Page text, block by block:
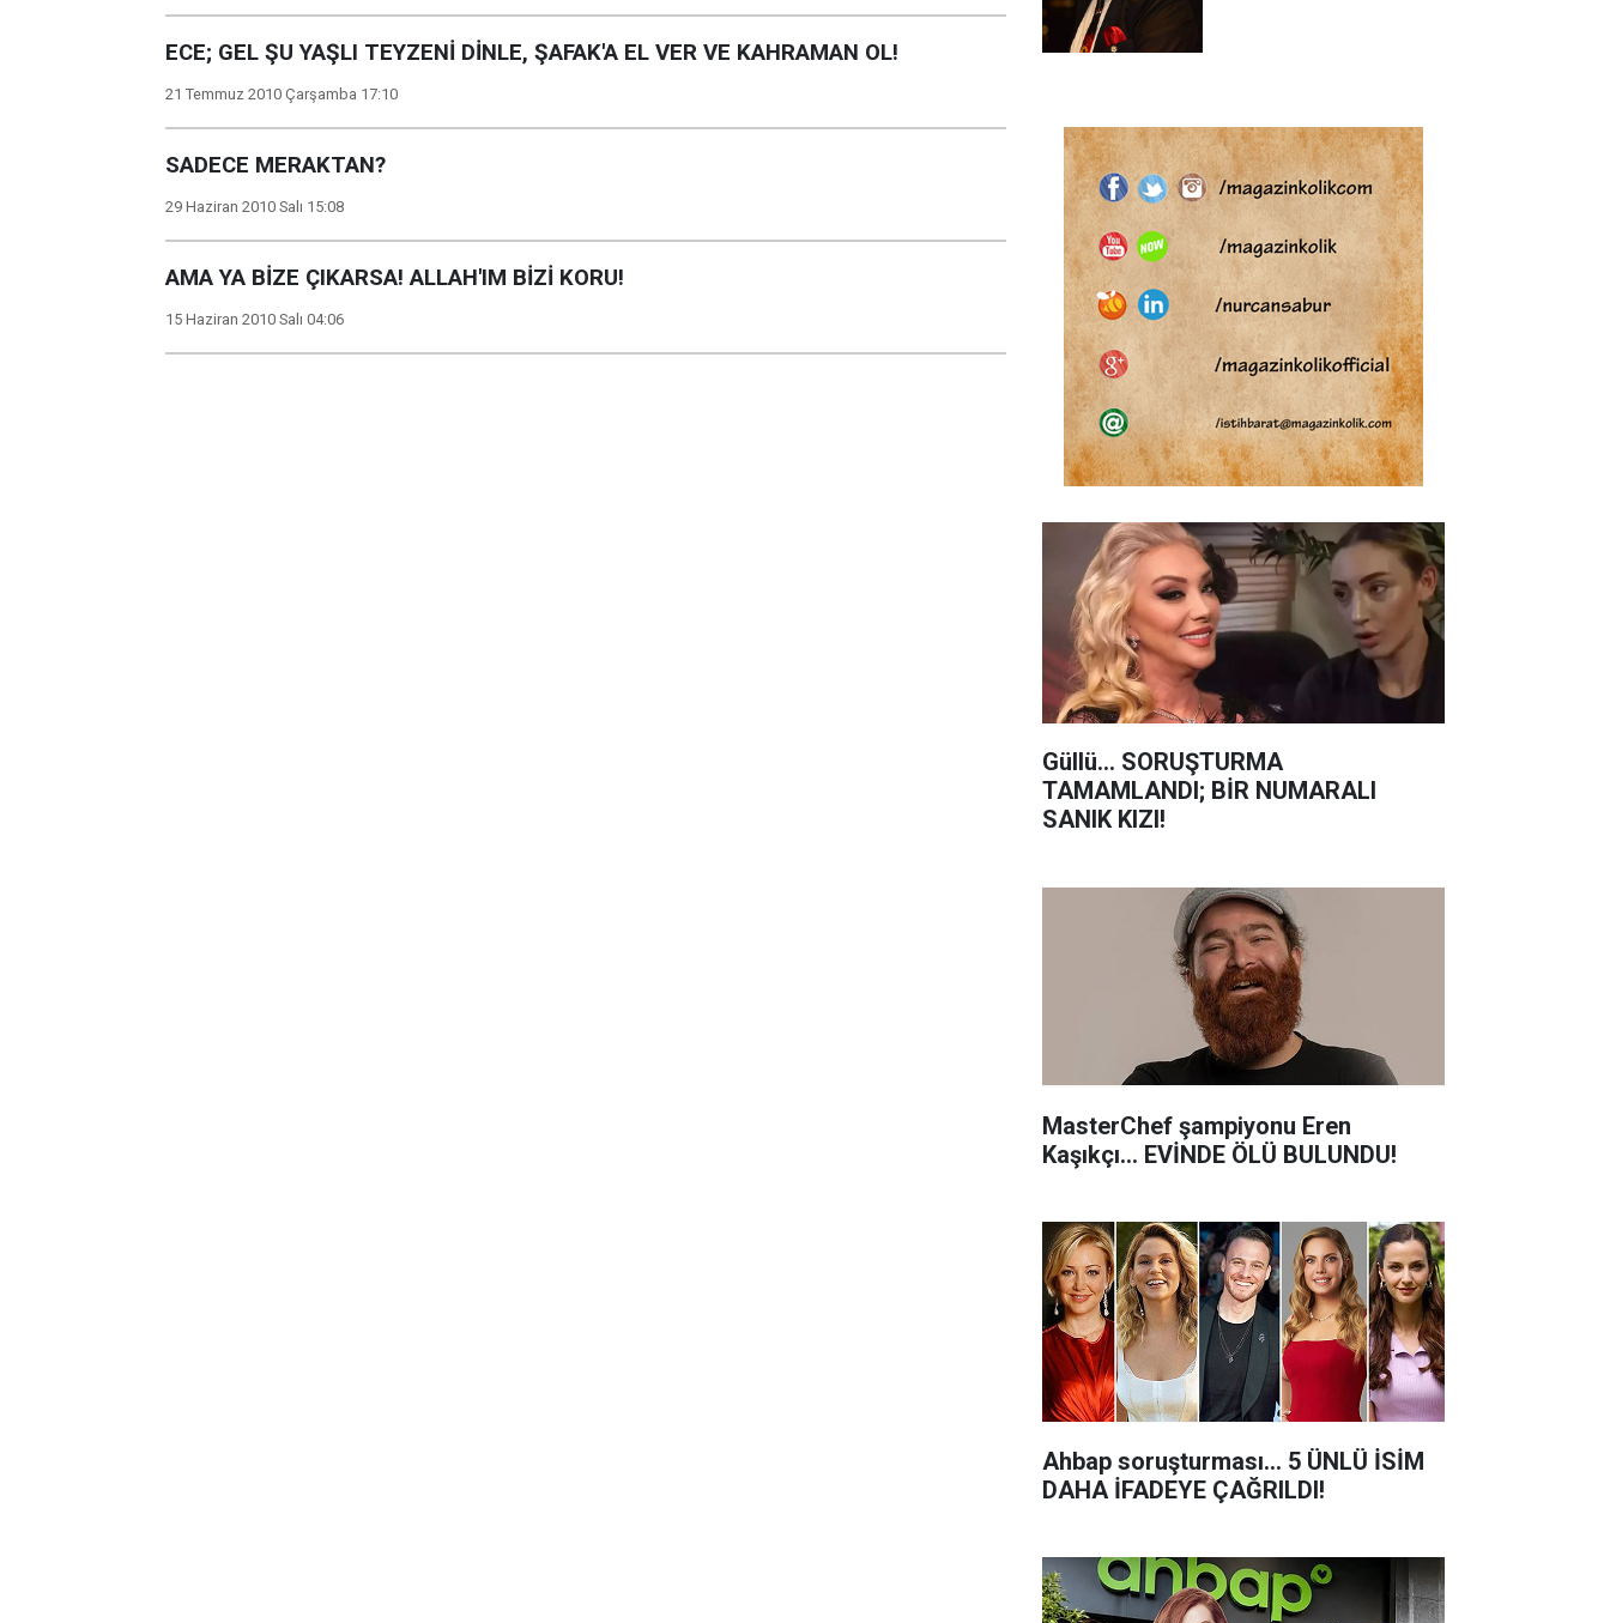
ECE; GEL ŞU YAŞLI TEYZENİ DİNLE, ŞAFAK'A EL VER VE KAHRAMAN OL!
21 Temmuz 2010 Çarşamba 17:10
SADECE MERAKTAN?
29 Haziran 2010 Salı 15:08
AMA YA BİZE ÇIKARSA! ALLAH'IM BİZİ KORU!
15 Haziran 2010 Salı 04:06
Güllü... SORUŞTURMA
TAMAMLANDI; BİR NUMARALI
SANIK KIZI!
MasterChef şampiyonu Eren
Kaşıkçı... EVİNDE ÖLÜ BULUNDU!
Ahbap soruşturması... 5 ÜNLÜ İSİM
DAHA İFADEYE ÇAĞRILDI!